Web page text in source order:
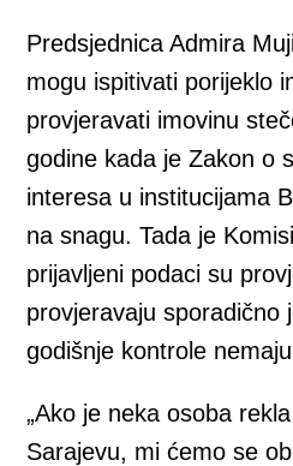
Predsjednica Admira
mogu ispitivati porijeklo
provjeravati imovinu
godine kada je Zakon o
interesa u institucijama
na snagu. Tada je
prijavljeni podaci su
provjeravaju sporadično
godišnje kontrole
„Ako je neka osoba
Sarajevu, mi ćemo se